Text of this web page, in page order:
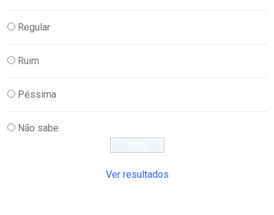
Regular
Ruim
Péssima
Não sabe
Ver resultados